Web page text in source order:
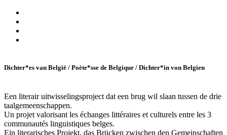
Dichter*es van België / Poète*sse de Belgique / Dichter*in von Belgien
Een literair uitwisselingsproject dat een brug wil slaan tussen de drie
taalgemeenschappen.
Un projet valorisant les échanges littéraires et culturels entre les 3
communautés linguistiques belges.
Ein literarisches Projekt, das Brücken zwischen den Gemeinschaften